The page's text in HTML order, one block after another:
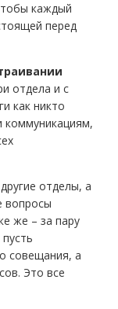
каждый
перед
отдела и с
как никто
коммуникациям,
отделы, а
вопросы
же – за пару
совещания, а
Это все